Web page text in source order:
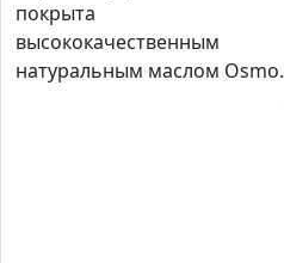
покрыта
высококачественным
натуральным маслом Osmo.